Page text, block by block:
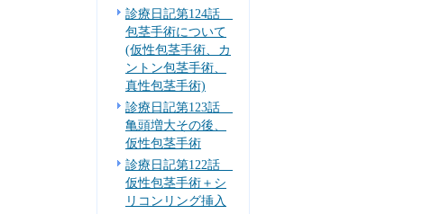
診療日記第124話
包茎手術について
(仮性包茎手術、カ
ントン包茎手術、
真性包茎手術)
診療日記第123話
亀頭増大その後、
仮性包茎手術
診療日記第122話
仮性包茎手術＋シ
リコンリング挿入